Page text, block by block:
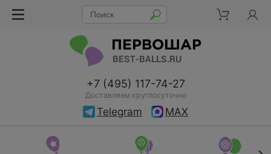
+7 (495) 117-74-27
Доставляем круглосуточно
Telegram MAX